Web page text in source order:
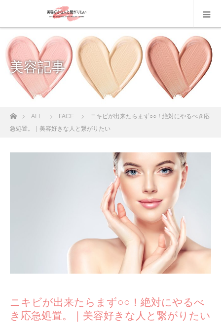
美容記事
ホームALL FACE
ニキビが出来たらまず○○！絶対にやるべき応
急処置。｜美容好きな人と繋がりたい
ニキビが出来たらまず○○！絶対にやるべ
き応急処置。｜美容好きな人と繋がりたい